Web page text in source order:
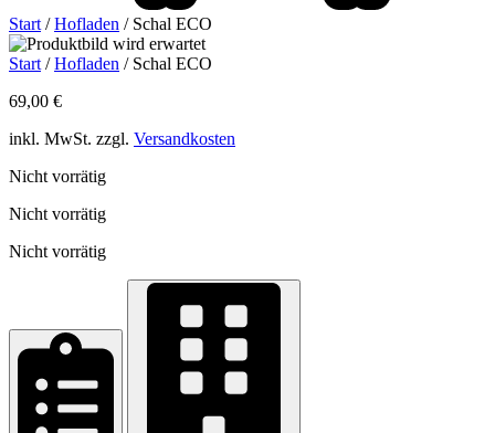
Start /Hofladen / Schal ECO
Start /Hofladen / Schal ECO
69,00 €
inkl. MwSt. zzgl. Versandkosten
Nicht vorrätig
Nicht vorrätig
Nicht vorrätig